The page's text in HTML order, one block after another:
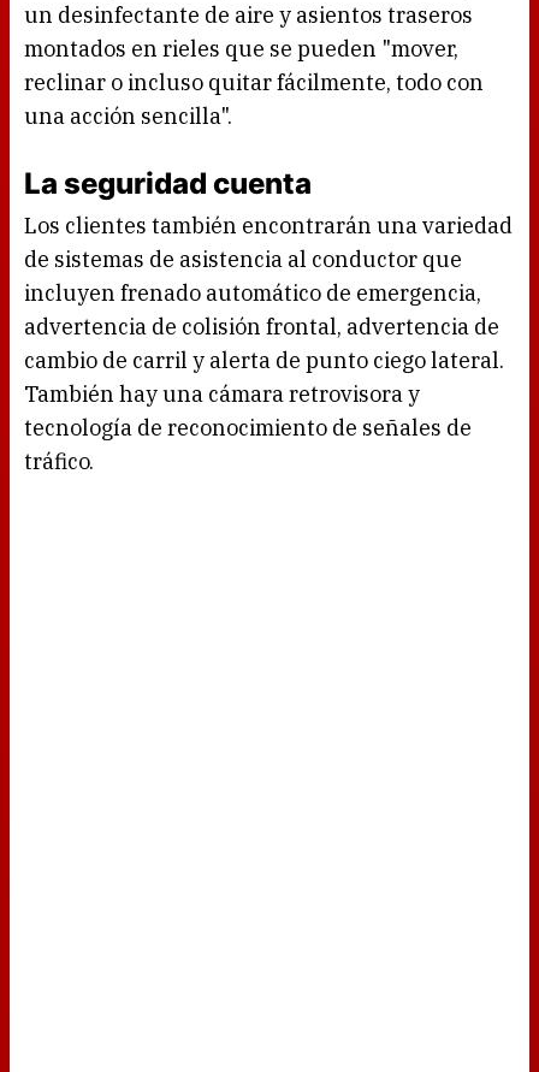
un desinfectante de aire y asientos traseros
montados en rieles que se pueden "mover,
reclinar o incluso quitar fácilmente, todo con
una acción sencilla".
La seguridad cuenta
Los clientes también encontrarán una variedad
de sistemas de asistencia al conductor que
incluyen frenado automático de emergencia,
advertencia de colisión frontal, advertencia de
cambio de carril y alerta de punto ciego lateral.
También hay una cámara retrovisora y
tecnología de reconocimiento de señales de
tráfico.